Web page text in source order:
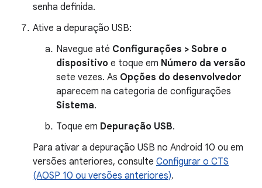
senha definida.
Ative a depuração USB:
Navegue até Configurações > Sobre o
dispositivo e toque em Número da versão
sete vezes. As Opções do desenvolvedor
aparecem na categoria de configurações
Sistema.
Toque em Depuração USB.
Para ativar a depuração USB no Android 10 ou em
versões anteriores, consulte Configurar o CTS
(AOSP 10 ou versões anteriores).